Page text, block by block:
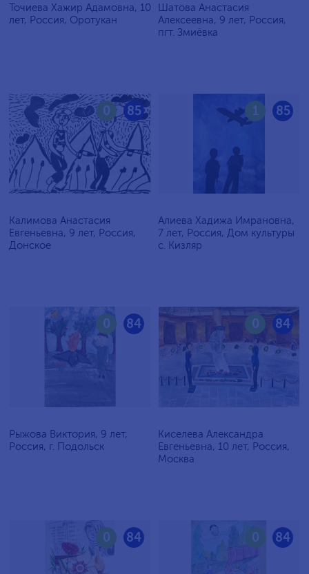
Точиева Хажир Адамовна, 10
лет, Россия, Оротукан
Шатова Анастасия
Алексеевна, 9 лет, Россия,
пгт. Змиёвка
85
0
Калимова Анастасия
Евгеньевна, 9 лет, Россия,
Донское
85
1
Алиева Хадижа Имрановна,
7 лет, Россия, Дом культуры
с. Кизляр
84
0
Рыжова Виктория, 9 лет,
Россия, г. Подольск
84
0
Киселева Александра
Евгеньевна, 10 лет, Россия,
Москва
84
0 84
0